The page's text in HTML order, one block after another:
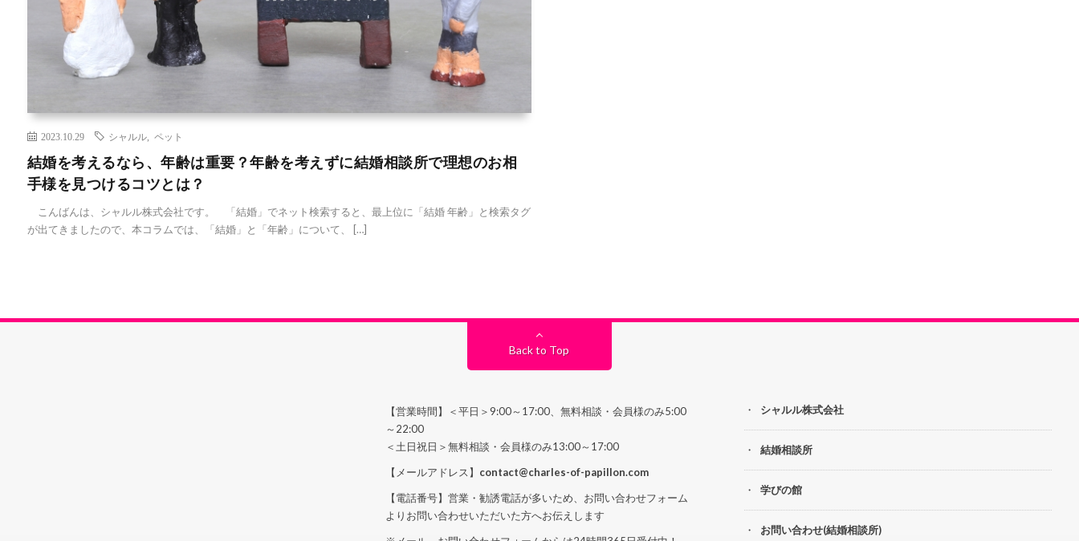
2023.10.29 シャルル, ペット
結婚を考えるなら、年齢は重要？年齢を考えずに結婚相談所で理想のお相
手様を見つけるコツとは？
こんばんは、シャルル株式会社です。 「結婚」でネット検索すると、最上位に「結婚 年齢」と検索タグ
が出てきましたので、本コラムでは、「結婚」と「年齢」について、 […]
Back to Top
【営業時間】＜平日＞9:00～17:00、無料相談・会員様のみ5:00
～22:00
＜土日祝日＞無料相談・会員様のみ13:00～17:00
【メールアドレス】 contact@charles-of-papillon.com
【電話番号】営業・勧誘電話が多いため、お問い合わせフォーム
よりお問い合わせいただいた方へお伝えします
シャルル株式会社
結婚相談所
学びの館
お問い合わせ(結婚相談所)